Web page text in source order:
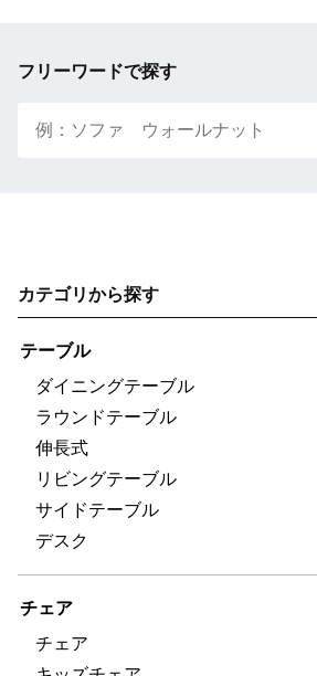
フリーワードで探す
カテゴリから探す
テーブル
ダイニングテーブル
ラウンドテーブル
伸長式
リビングテーブル
サイドテーブル
デスク
チェア
チェア